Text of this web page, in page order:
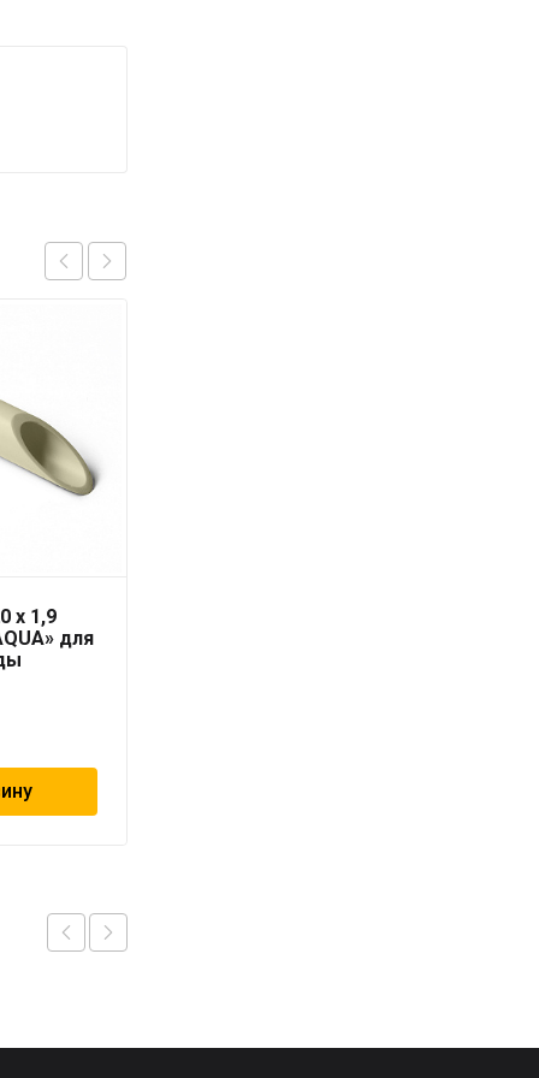
x 1,9
для